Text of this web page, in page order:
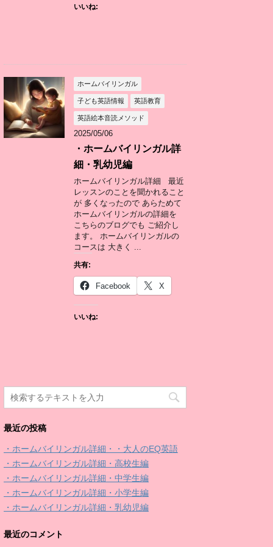
いいね:
ホームバイリンガル
子ども英語情報 英語教育
英語絵本音読メソッド
2025/05/06
・ホームバイリンガル詳
細・乳幼児編
ホームバイリンガル詳細 最近
レッスンのことを聞かれること
が 多くなったので あらためて
ホームバイリンガルの詳細を
こちらのブログでも ご紹介し
ます。 ホームバイリンガルの
コースは 大きく ...
共有:
Facebook X
いいね:
最近の投稿
・ホームバイリンガル詳細・・大人のEQ英語
・ホームバイリンガル詳細・高校生編
・ホームバイリンガル詳細・中学生編
・ホームバイリンガル詳細・小学生編
・ホームバイリンガル詳細・乳幼児編
最近のコメント